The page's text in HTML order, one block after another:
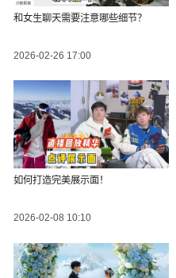
和女生聊天需要注意哪些细节？
2026-02-26 17:00
如何打造完美展示面！
2026-02-08 10:10